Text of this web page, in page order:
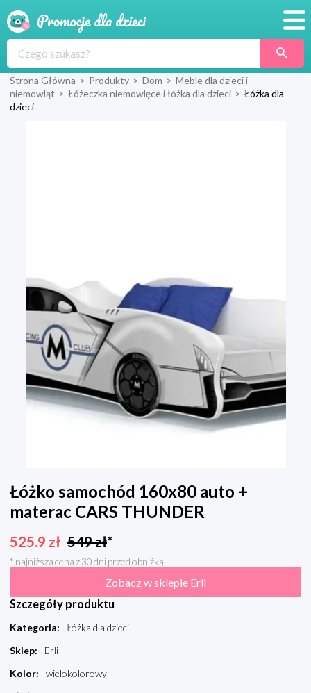
Produkty
Strona Główna > Produkty > Dom > Meble dla dzieci i
niemowląt > Łóżeczka niemowlęce i łóżka dla dzieci > Łóżka dla
dzieci
Łóżko samochód 160x80 auto +
materac CARS THUNDER
525.9 zł 549zł*
* najniższa cena z 30 dni przed obniżką
Zobacz w sklepie Erli
Szczegóły produktu
Kategoria:
Łóżka dla dzieci
Sklep:
Erli
Kolor:
wielokolorowy